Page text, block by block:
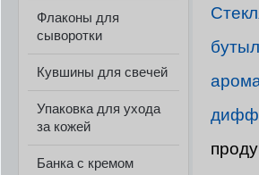
Флаконы для
сыворотки
Кувшины для свечей
Упаковка для ухода
за кожей
Банка с кремом